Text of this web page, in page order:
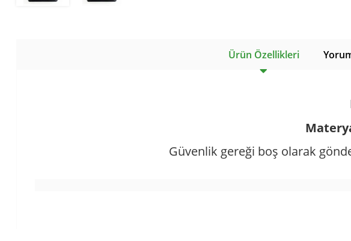
Ürün Özellikleri
Güvenlik gereği boş olarak